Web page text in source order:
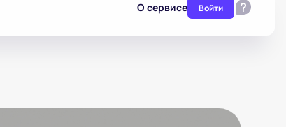
О сервисе Войти